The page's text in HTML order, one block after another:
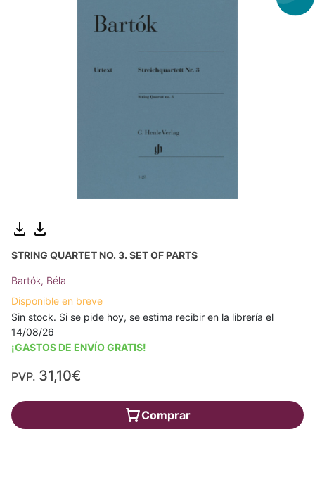
STRING QUARTET NO. 3. SET OF PARTS
Bartók, Béla
Disponible en breve
Sin stock. Si se pide hoy, se estima recibir en la librería el
14/08/26
¡GASTOS DE ENVÍO GRATIS!
PVP. 31,10€
Comprar